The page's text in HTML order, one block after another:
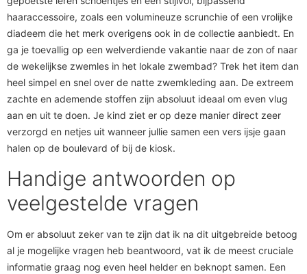
haaraccessoire, zoals een volumineuze scrunchie of een vrolijke
diadeem die het merk overigens ook in de collectie aanbiedt. En
ga je toevallig op een welverdiende vakantie naar de zon of naar
de wekelijkse zwemles in het lokale zwembad? Trek het item dan
heel simpel en snel over de natte zwemkleding aan. De extreem
zachte en ademende stoffen zijn absoluut ideaal om even vlug
aan en uit te doen. Je kind ziet er op deze manier direct zeer
verzorgd en netjes uit wanneer jullie samen een vers ijsje gaan
halen op de boulevard of bij de kiosk.
Handige antwoorden op
veelgestelde vragen
Om er absoluut zeker van te zijn dat ik na dit uitgebreide betoog
al je mogelijke vragen heb beantwoord, vat ik de meest cruciale
informatie graag nog even heel helder en beknopt samen. Een